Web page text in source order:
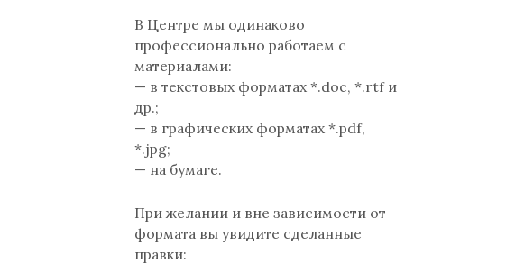
В Центре мы одинаково
профессионально работаем с
материалами:
— в текстовых форматах *.doc, *.rtf и
др.;
— в графических форматах *.pdf,
*.jpg;
— на бумаге.
При желании и вне зависимости от
формата вы увидите сделанные
правки: